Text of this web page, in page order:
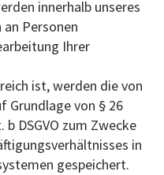
innerhalb unseres
Personen
Ihrer
ist, werden die von
Grundlage von § 26
b DSGVO zum Zwecke
in
gespeichert.